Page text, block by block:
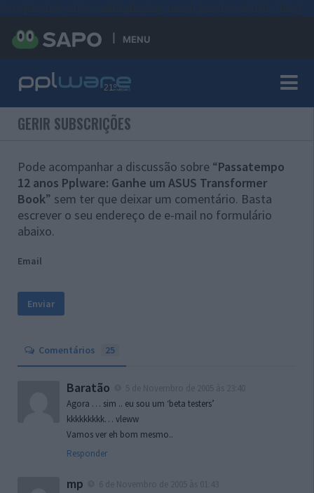
MENU
GERIR SUBSCRIÇÕES
Pode acompanhar a discussão sobre “Passatempo
12 anos Pplware: Ganhe um ASUS Transformer
Book” sem ter que deixar um comentário. Basta
escrever o seu endereço de e-mail no formulário
abaixo.
Email
Comentários 25
Baratão
Agora … sim .. eu sou um ‘beta testers’
kkkkkkkkk… vleww
Vamos ver eh bom mesmo..
Responder
mp